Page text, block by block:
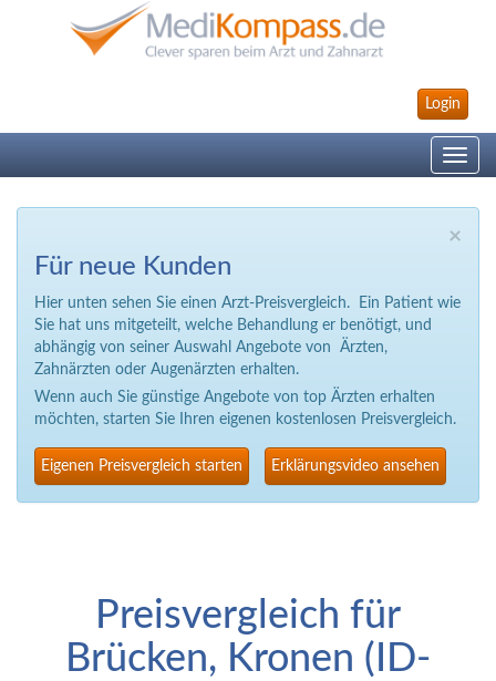
Login
Toggle
×
Für neue Kunden
Hier unten sehen Sie einen Arzt-Preisvergleich. Ein Patient wie
Sie hat uns mitgeteilt, welche Behandlung er benötigt, und
abhängig von seiner Auswahl Angebote von Ärzten,
Zahnärzten oder Augenärzten erhalten.
Wenn auch Sie günstige Angebote von top Ärzten erhalten
möchten, starten Sie Ihren eigenen kostenlosen Preisvergleich.
Eigenen Preisvergleich starten Erklärungsvideo ansehen
Preisvergleich für
Brücken, Kronen (ID-